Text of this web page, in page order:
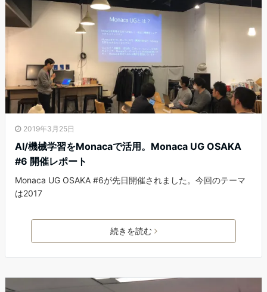
2019年3月25日
AI/機械学習をMonacaで活用。Monaca UG OSAKA
#6 開催レポート
Monaca UG OSAKA #6が先日開催されました。今回のテーマ
は2017
続きを読む